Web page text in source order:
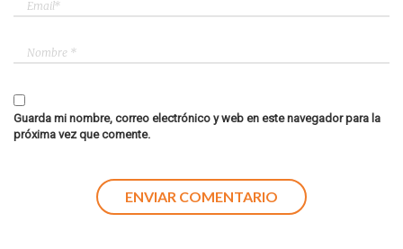
Guarda mi nombre, correo electrónico y web en este navegador para la
próxima vez que comente.